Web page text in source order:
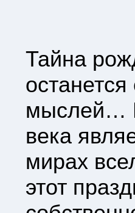
Тайна
мыслей…
века
мирах
этот